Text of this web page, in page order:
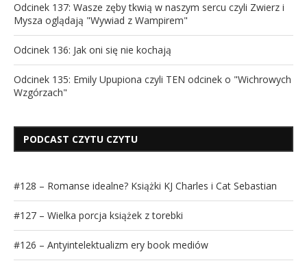
Odcinek 137: Wasze zęby tkwią w naszym sercu czyli Zwierz i
Mysza oglądają "Wywiad z Wampirem"
Odcinek 136: Jak oni się nie kochają
Odcinek 135: Emily Upupiona czyli TEN odcinek o "Wichrowych
Wzgórzach"
PODCAST CZYTU CZYTU
#128 – Romanse idealne? Książki KJ Charles i Cat Sebastian
#127 – Wielka porcja książek z torebki
#126 – Antyintelektualizm ery book mediów